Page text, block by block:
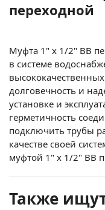
переходной
Муфта 1" x 1/2" ВВ
в системе
долговечность и
установке и
герметичность
подключить трубы
качестве своей
муфтой 1" x 1/2" ВВ
Также